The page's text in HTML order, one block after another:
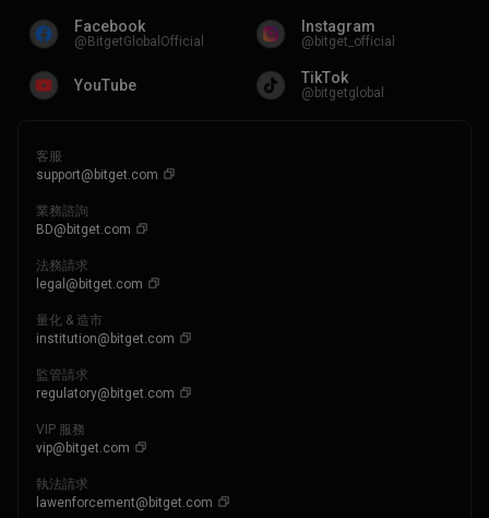
Facebook
@BitgetGlobalOfficial
Instagram
@bitget_official
YouTube TikTok
@bitgetglobal
客服
support@bitget.com
業務諮詢
BD@bitget.com
法務請求
legal@bitget.com
量化 & 造市
institution@bitget.com
監管請求
regulatory@bitget.com
VIP 服務
vip@bitget.com
執法請求
lawenforcement@bitget.com